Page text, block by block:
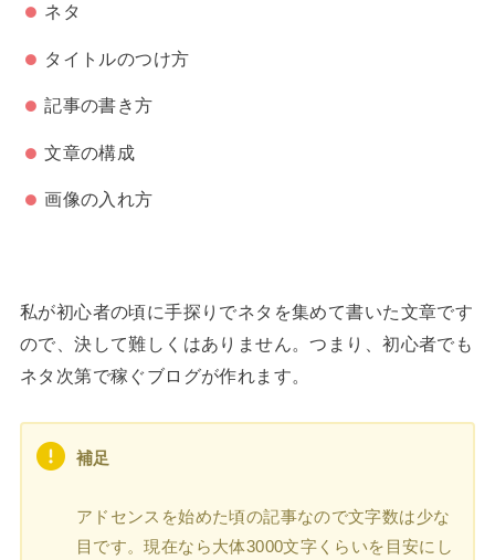
ネタ
タイトルのつけ方
記事の書き方
文章の構成
画像の入れ方
私が初心者の頃に手探りでネタを集めて書いた文章です
ので、決して難しくはありません。つまり、初心者でも
ネタ次第で稼ぐブログが作れます。
補足
アドセンスを始めた頃の記事なので文字数は少な
目です。現在なら大体3000文字くらいを目安にし